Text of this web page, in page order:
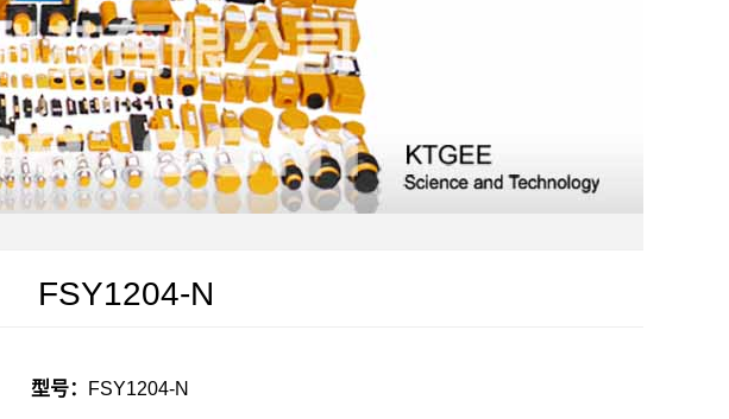
FSY1204-N
型号： FSY1204-N